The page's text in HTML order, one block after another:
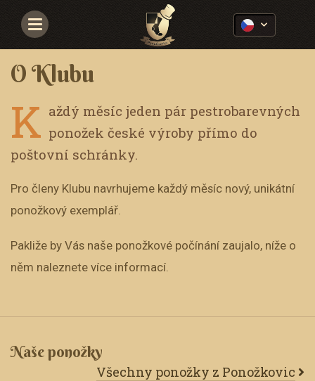
Navigace
O Klubu
K aždý měsíc jeden pár pestrobarevných
ponožek české výroby přímo do
poštovní schránky.
Pro členy Klubu navrhujeme každý měsíc nový, unikátní
ponožkový exemplář.
Pakliže by Vás naše ponožkové počínání zaujalo, níže o
něm naleznete více informací.
Naše ponožky
Všechny ponožky z Ponožkovic